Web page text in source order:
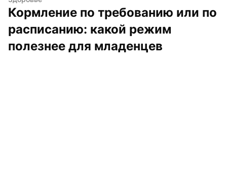
Кормление по требованию или по
расписанию: какой режим
полезнее для младенцев